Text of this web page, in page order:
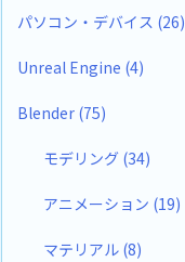
パソコン・デバイス (26)
Unreal Engine (4)
Blender (75)
モデリング (34)
アニメーション (19)
マテリアル (8)